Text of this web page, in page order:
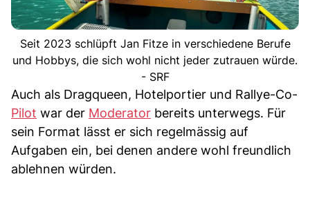
Seit 2023 schlüpft Jan Fitze in verschiedene Berufe
und Hobbys, die sich wohl nicht jeder zutrauen würde.
- SRF
Auch als Dragqueen, Hotelportier und Rallye-Co-
Pilot war der Moderator bereits unterwegs. Für
sein Format lässt er sich regelmässig auf
Aufgaben ein, bei denen andere wohl freundlich
ablehnen würden.